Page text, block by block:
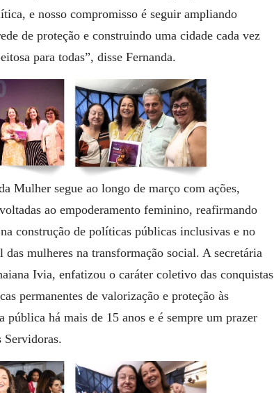
e nosso compromisso é seguir ampliando
de proteção e construindo uma cidade cada vez
para todas”, disse Fernanda.
Mulher segue ao longo de março com ações,
ao empoderamento feminino, reafirmando
construção de políticas públicas inclusivas e no
das mulheres na transformação social. A secretária
Ivia, enfatizou o caráter coletivo das conquistas
permanentes de valorização e proteção às
pública há mais de 15 anos e é sempre um prazer
Servidoras.